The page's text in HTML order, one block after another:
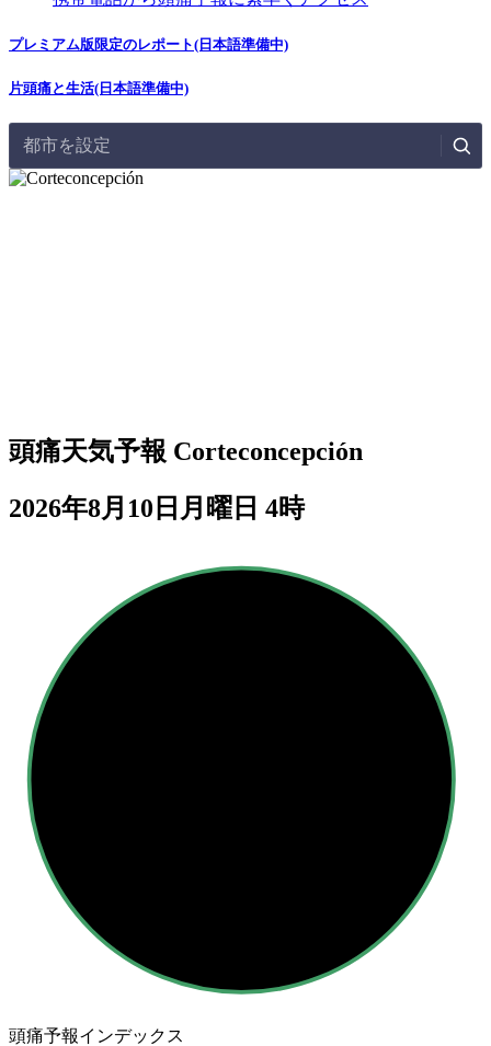
プレミアム版限定のレポート(日本語準備中)
片頭痛と生活(日本語準備中)
都市を設定
頭痛天気予報 Corteconcepción
2026年8月10日月曜日 4時
頭痛予報インデックス